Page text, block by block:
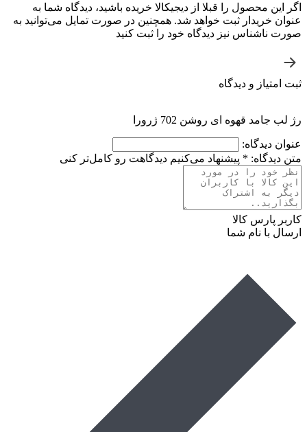
اگر این محصول را قبلا از دیجیکالا خریده باشید، دیدگاه شما به
عنوان خریدار ثبت خواهد شد. همچنین در صورت تمایل می‌توانید به
صورت ناشناس نیز دیدگاه خود را ثبت کنید
ثبت امتیاز و دیدگاه
رژ لب جامد قهوه ای روشن 702 ژرورا
عنوان دیدگاه:
متن دیدگاه: * پیشنهاد می‌کنیم دیدگاهت رو کامل‌تر کنی
کاربر پارس کالا
ارسال با نام شما